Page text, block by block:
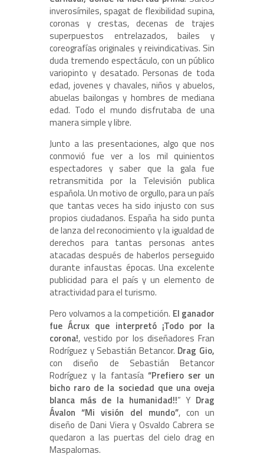
inverosímiles, spagat de flexibilidad supina,
coronas y crestas, decenas de trajes
superpuestos entrelazados, bailes y
coreografías originales y reivindicativas. Sin
duda tremendo espectáculo, con un público
variopinto y desatado. Personas de toda
edad, jovenes y chavales, niños y abuelos,
abuelas bailongas y hombres de mediana
edad. Todo el mundo disfrutaba de una
manera simple y libre.
Junto a las presentaciones, algo que nos
conmovió fue ver a los mil quinientos
espectadores y saber que la gala fue
retransmitida por la Televisión publica
española. Un motivo de orgullo, para un país
que tantas veces ha sido injusto con sus
propios ciudadanos. España ha sido punta
de lanza del reconocimiento y la igualdad de
derechos para tantas personas antes
atacadas después de haberlos perseguido
durante infaustas épocas. Una excelente
publicidad para el país y un elemento de
atractividad para el turismo.
Pero volvamos a la competición. El ganador
fue Ácrux que interpretó ¡Todo por la
corona!, vestido por los diseñadores Fran
Rodríguez y Sebastián Betancor. Drag Gio,
con diseño de Sebastián Betancor
Rodríguez y la fantasía “Prefiero ser un
bicho raro de la sociedad que una oveja
blanca más de la humanidad!!” Y Drag
Ávalon “Mi visión del mundo”, con un
diseño de Dani Viera y Osvaldo Cabrera se
quedaron a las puertas del cielo drag en
Maspalomas.